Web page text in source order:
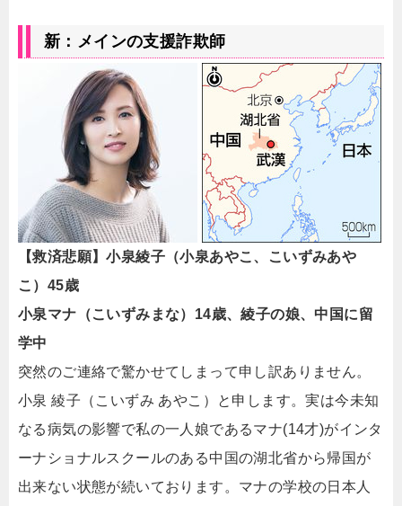
新：メインの支援詐欺師
【救済悲願】小泉綾子（小泉あやこ、こいずみあや
こ）45歳
小泉マナ（こいずみまな）14歳、綾子の娘、中国に留
学中
突然のご連絡で驚かせてしまって申し訳ありません。
小泉 綾子（こいずみ あやこ）と申します。実は今未知
なる病気の影響で私の一人娘であるマナ(14才)がインタ
ーナショナルスクールのある中国の湖北省から帰国が
出来ない状態が続いております。マナの学校の日本人